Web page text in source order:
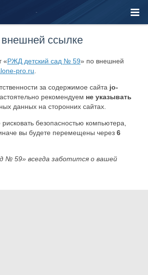
ссылке
«РЖД детский сад № 59» по внешней
pro.ru
за содержимое сайта jo-
рекомендуем не указывать
данных на сторонних сайтах.
безопасностью компьютера,
иначе вы будете перемещены через 6
№ 59» всегда заботится о вашей